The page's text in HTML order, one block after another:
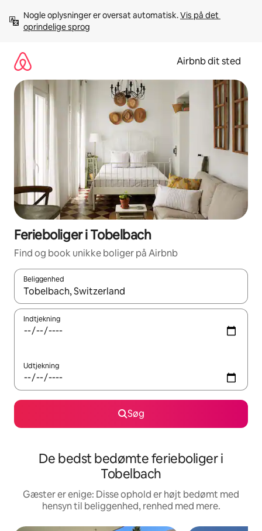
videre
Nogle oplysninger er oversat automatisk. Vis på det
oprindelige sprog
Airbnb dit sted
Ferieboliger i Tobelbach
Find og book unikke boliger på Airbnb
Beliggenhed
Når resultaterne er tilgængelige, skal du navigere med
Indtjekning
Udtjekning
Søg
De bedst bedømte ferieboliger i
Tobelbach
Gæster er enige: Disse ophold er højt bedømt med
hensyn til beliggenhed, renhed med mere.